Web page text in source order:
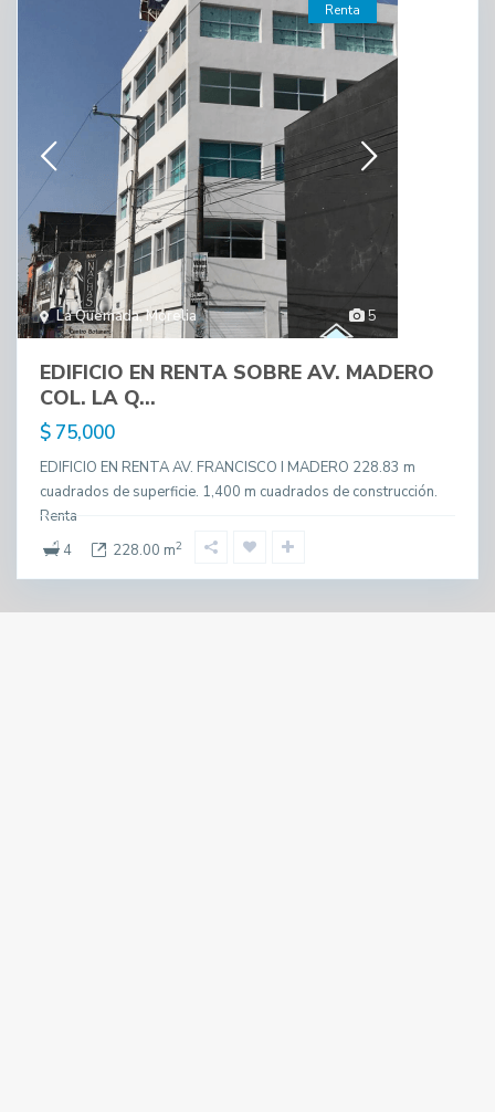
5
La Quemada,Morelia
Renta
EDIFICIO EN RENTA SOBRE AV. MADERO
COL. LA Q...
$ 75,000
EDIFICIO EN RENTA AV. FRANCISCO I MADERO 228.83 m
cuadrados de superficie. 1,400 m cuadrados de construcción.
Renta
4
228.00 m2